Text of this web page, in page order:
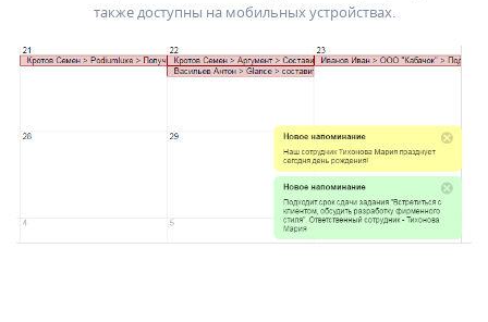
также доступны на мобильных устройствах.